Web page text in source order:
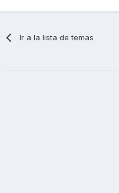
Ir a la lista de temas